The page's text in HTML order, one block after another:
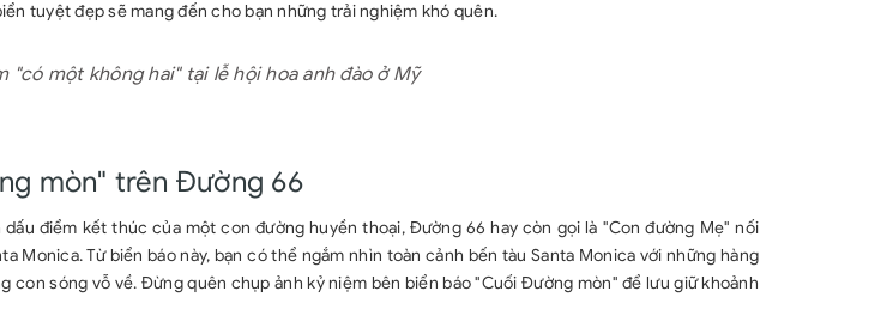
tuyệt đẹp sẽ mang đến cho bạn những trải nghiệm khó quên.
"có một không hai" tại lễ hội hoa anh đào ở Mỹ
mòn" trên Đường 66
dấu điểm kết thúc của một con đường huyền thoại, Đường 66 hay còn gọi là "Con đường Mẹ" nối
Monica. Từ biển báo này, bạn có thể ngắm nhìn toàn cảnh bến tàu Santa Monica với những hàng
con sóng vỗ về. Đừng quên chụp ảnh kỷ niệm bên biển báo "Cuối Đường mòn" để lưu giữ khoảnh